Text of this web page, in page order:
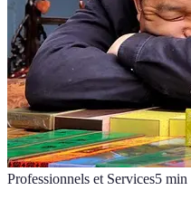
Professionnels et Services5 min